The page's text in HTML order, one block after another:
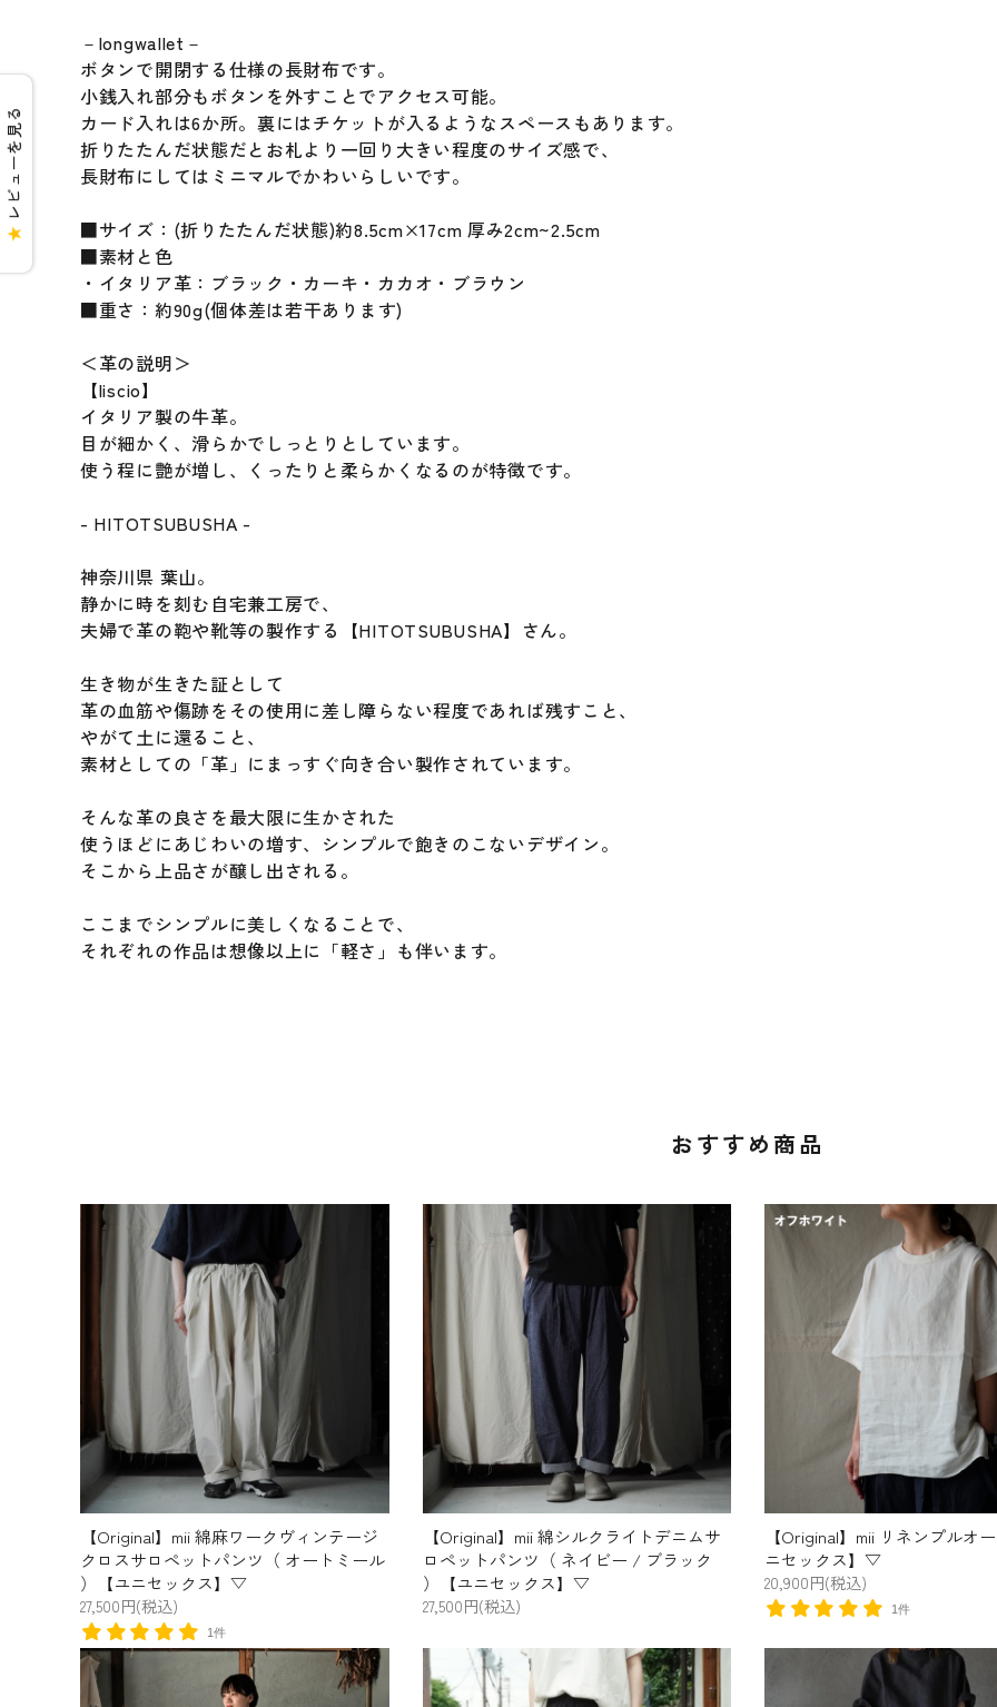
－longwallet－
ボタンで開閉する仕様の長財布です。
小銭入れ部分もボタンを外すことでアクセス可能。
カード入れは6か所。裏にはチケットが入るようなスペースもあります。
折りたたんだ状態だとお札より一回り大きい程度のサイズ感で、
長財布にしてはミニマルでかわいらしいです。
■サイズ：(折りたたんだ状態)約8.5cm×17cm 厚み2cm~2.5cm
■素材と色
・イタリア革：ブラック・カーキ・カカオ・ブラウン
■重さ：約90g(個体差は若干あります)
＜革の説明＞
【liscio】
イタリア製の牛革。
目が細かく、滑らかでしっとりとしています。
使う程に艶が増し、くったりと柔らかくなるのが特徴です。
- HITOTSUBUSHA -
神奈川県 葉山。
静かに時を刻む自宅兼工房で、
夫婦で革の鞄や靴等の製作する【HITOTSUBUSHA】さん。
生き物が生きた証として
革の血筋や傷跡をその使用に差し障らない程度であれば残すこと、
やがて土に還ること、
素材としての「革」にまっすぐ向き合い製作されています。
そんな革の良さを最大限に生かされた
使うほどにあじわいの増す、シンプルで飽きのこないデザイン。
そこから上品さが醸し出される。
ここまでシンプルに美しくなることで、
それぞれの作品は想像以上に「軽さ」も伴います。
おすすめ商品
【Original】mii 綿麻ワークヴィンテージ
クロスサロペットパンツ（ オートミール
）【ユニセックス】▽
27,500円(税込)
1件
【Original】mii 綿シルクライトデニムサ
ロペットパンツ（ ネイビー / ブラック
）【ユニセックス】▽
27,500円(税込)
【Original】mii リネンプルオ
ニセックス】▽
20,900円(税込)
1件
★
レビューを見る